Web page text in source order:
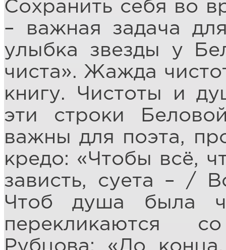
Сохранить себя во
– важная задача
улыбка звезды у
чиста». Жажда
книгу. Чистоты и
эти строки
важны для поэта,
кредо: «Чтобы всё,
зависть, суета – /
Чтоб душа была
перекликаются
Рубцова: «До